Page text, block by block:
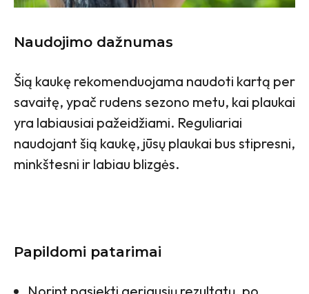
Naudojimo dažnumas
Šią kaukę rekomenduojama naudoti kartą per
savaitę, ypač rudens sezono metu, kai plaukai
yra labiausiai pažeidžiami. Reguliariai
naudojant šią kaukę, jūsų plaukai bus stipresni,
minkštesni ir labiau blizgės.
Papildomi patarimai